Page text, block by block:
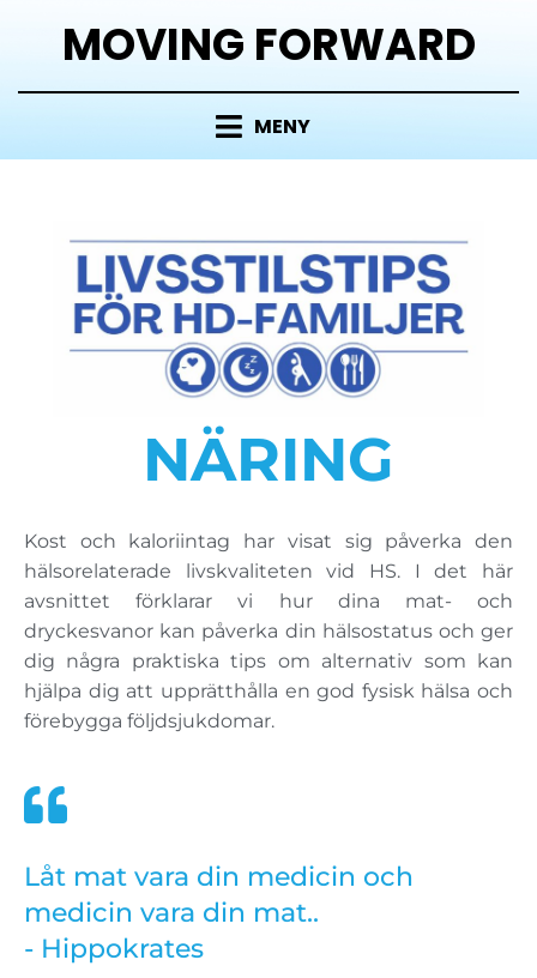
MOVING FORWARD
MENY
NÄRING
Kost och kaloriintag har visat sig påverka den
hälsorelaterade livskvaliteten vid HS. I det här
avsnittet förklarar vi hur dina mat- och
dryckesvanor kan påverka din hälsostatus och ger
dig några praktiska tips om alternativ som kan
hjälpa dig att upprätthålla en god fysisk hälsa och
förebygga följdsjukdomar.
Låt mat vara din medicin och
medicin vara din mat..
- Hippokrates